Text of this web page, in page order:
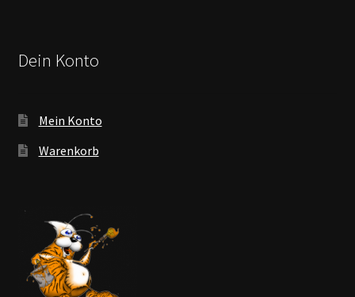
Dein Konto
Mein Konto
Warenkorb